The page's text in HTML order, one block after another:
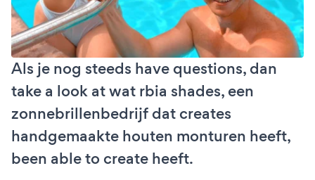
Als je nog steeds have questions, dan
take a look at wat rbia shades, een
zonnebrillenbedrijf dat creates
handgemaakte houten monturen heeft,
been able to create heeft.